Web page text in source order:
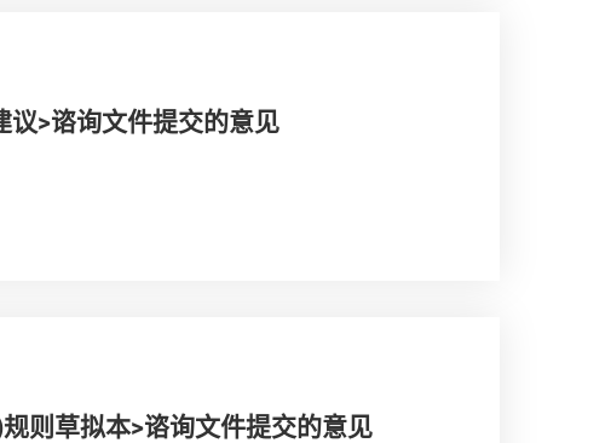
>谘询文件提交的意见
则草拟本>谘询文件提交的意见